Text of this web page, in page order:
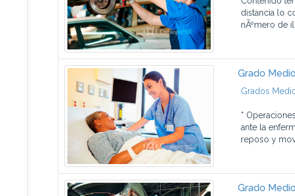
distancia lo
nÃºmero de
Grado
Grados
*
ante la
reposo y
Grado